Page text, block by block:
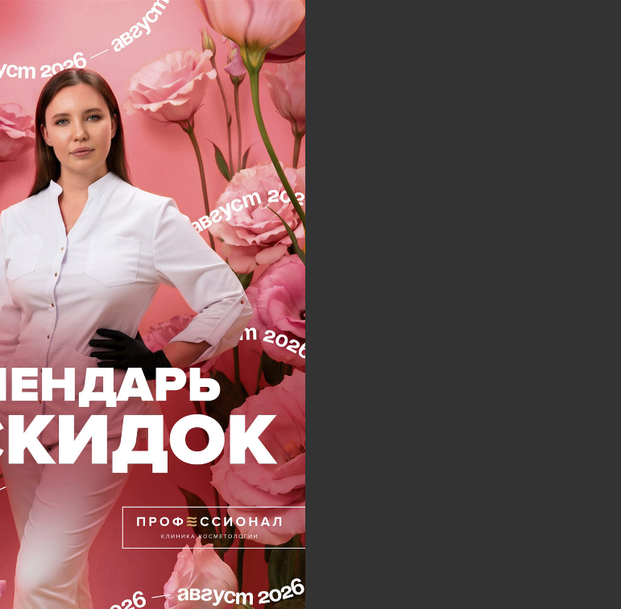
контурной подтяжки
избытка объемов);
уплотнение кожи, выравнивание
процессов
после процедуры не
подтягивается овал,
достигается за 2–4
от 2 лет
скидка 30% на
на нашем сайтеили